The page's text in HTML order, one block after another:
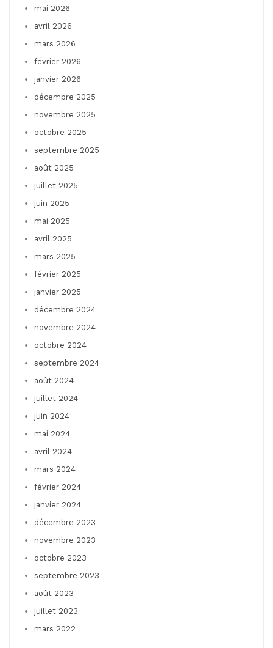
mai 2026
avril 2026
mars 2026
février 2026
janvier 2026
décembre 2025
novembre 2025
octobre 2025
septembre 2025
août 2025
juillet 2025
juin 2025
mai 2025
avril 2025
mars 2025
février 2025
janvier 2025
décembre 2024
novembre 2024
octobre 2024
septembre 2024
août 2024
juillet 2024
juin 2024
mai 2024
avril 2024
mars 2024
février 2024
janvier 2024
décembre 2023
novembre 2023
octobre 2023
septembre 2023
août 2023
juillet 2023
mars 2022